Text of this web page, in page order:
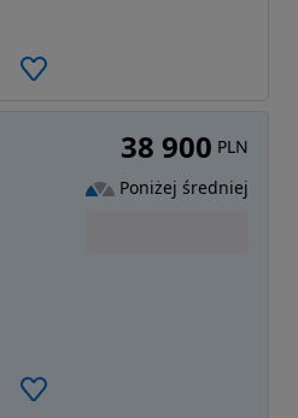
38 900 PLN
Poniżej średniej